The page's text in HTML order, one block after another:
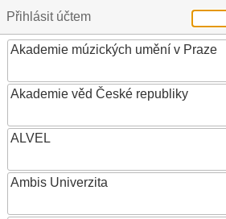
Přihlásit účtem
Akademie múzických umění v Praze
Akademie věd České republiky
ALVEL
Ambis Univerzita